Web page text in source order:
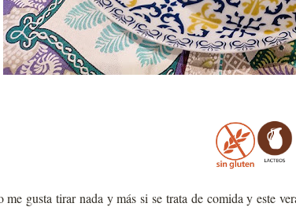
me gusta tirar nada y más si se trata de comida y este